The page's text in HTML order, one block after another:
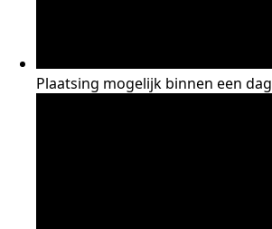
Plaatsing mogelijk binnen een dag